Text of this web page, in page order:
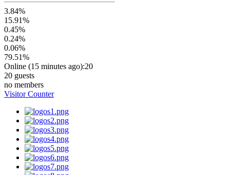
3.84%
15.91%
0.45%
0.24%
0.06%
79.51%
Online (15 minutes ago):20
20 guests
no members
Visitor Counter